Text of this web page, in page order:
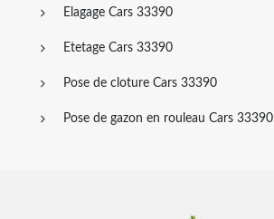
Elagage Cars 33390
Etetage Cars 33390
Pose de cloture Cars 33390
Pose de gazon en rouleau Cars 33390